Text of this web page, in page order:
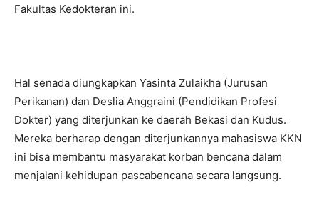
Fakultas Kedokteran ini.
Hal senada diungkapkan Yasinta Zulaikha (Jurusan
Perikanan) dan Deslia Anggraini (Pendidikan Profesi
Dokter) yang diterjunkan ke daerah Bekasi dan Kudus.
Mereka berharap dengan diterjunkannya mahasiswa KKN
ini bisa membantu masyarakat korban bencana dalam
menjalani kehidupan pascabencana secara langsung.